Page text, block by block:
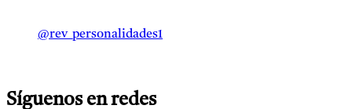
@rev_personalidades1
Síguenos en redes